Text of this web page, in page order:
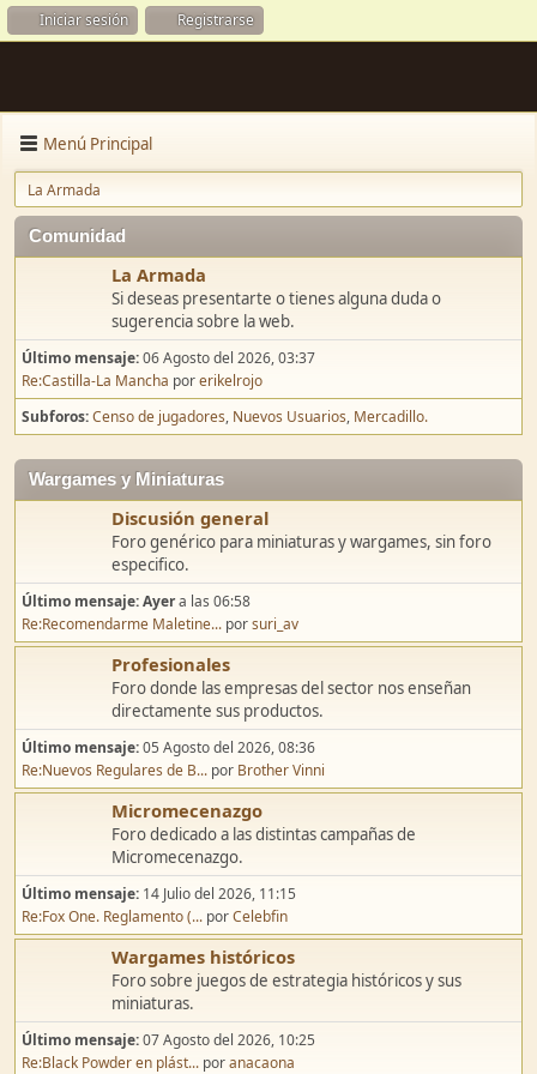
Iniciar sesión Registrarse
Menú Principal
La Armada
Comunidad
La Armada
Si deseas presentarte o tienes alguna duda o
sugerencia sobre la web.
Último mensaje:06 Agosto del 2026, 03:37
Re:Castilla-La Manchaporerikelrojo
Subforos Censo de jugadores Nuevos Usuarios Mercadillo.
Wargames y Miniaturas
Discusión general
Foro genérico para miniaturas y wargames, sin foro
especifico.
Último mensaje:Ayera las 06:58
Re:Recomendarme Maletine...por
Profesionales
Foro donde las empresas del sector nos enseñan
directamente sus productos.
Último mensaje:05 Agosto del 2026, 08:36
Re:Nuevos Regulares de B...porBrother Vinni
Micromecenazgo
Foro dedicado a las distintas campañas de
Micromecenazgo.
Último mensaje:14 Julio del 2026, 11:15
Re:Fox One. Reglamento (...porCelebfin
Wargames históricos
Foro sobre juegos de estrategia históricos y sus
miniaturas.